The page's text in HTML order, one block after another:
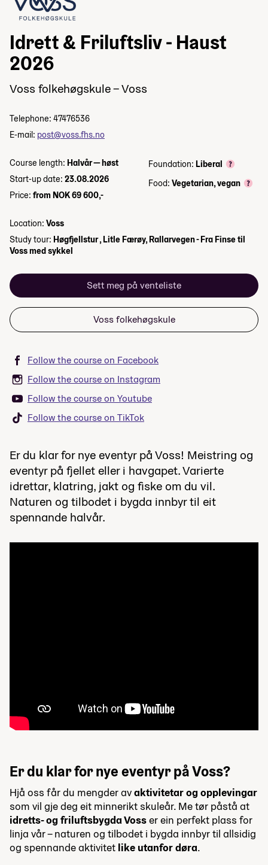
Idrett & Friluftsliv - Haust
2026
Voss folkehøgskule – Voss
Telephone: 47476536
E-mail: post@voss.fhs.no
Course length: Halvår — høst
Start-up date: 23.08.2026
Price: from NOK 69 600,-
Foundation: Liberal
Food: Vegetarian, vegan
Location: Voss
Study tour: Høgfjellstur , Litle Færøy, Rallarvegen - Fra Finse til
Voss med sykkel
Sett meg på venteliste
Voss folkehøgskule
Follow the course on Facebook
Follow the course on Instagram
Follow the course on Youtube
Follow the course on TikTok
Er du klar for nye eventyr på Voss! Meistring og
eventyr på fjellet eller i havgapet. Varierte
idrettar, klatring, jakt og fiske om du vil.
Naturen og tilbodet i bygda innbyr til eit
spennande halvår.
Er du klar for nye eventyr på Voss?
Hjå oss får du mengder avaktivitetar og opplevingar
som vil gje deg eit minnerikt skuleår. Me tør påstå at
idretts- og friluftsbygda Vosser ein perfekt plass for
linja vår – naturen og tilbodet i bygda innbyr til allsidig
og spennande aktivitet like utanfor døra.